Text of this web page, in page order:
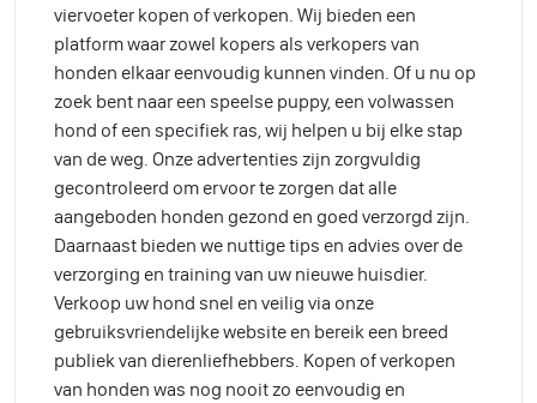
viervoeter kopen of verkopen. Wij bieden een
platform waar zowel kopers als verkopers van
honden elkaar eenvoudig kunnen vinden. Of u nu op
zoek bent naar een speelse puppy, een volwassen
hond of een specifiek ras, wij helpen u bij elke stap
van de weg. Onze advertenties zijn zorgvuldig
gecontroleerd om ervoor te zorgen dat alle
aangeboden honden gezond en goed verzorgd zijn.
Daarnaast bieden we nuttige tips en advies over de
verzorging en training van uw nieuwe huisdier.
Verkoop uw hond snel en veilig via onze
gebruiksvriendelijke website en bereik een breed
publiek van dierenliefhebbers. Kopen of verkopen
van honden was nog nooit zo eenvoudig en